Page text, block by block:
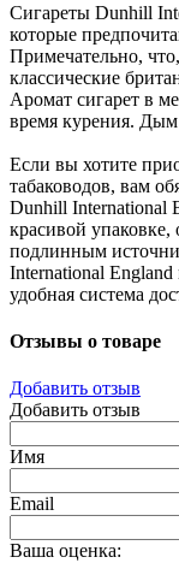
Сигареты Dunhill
которые
Примечательно,
классические
Аромат сигарет в
время курения.
Если вы хотите
табаководов, вам
Dunhill International
красивой
подлинным
International
удобная система
Отзывы о товаре
Добавить отзыв
Добавить отзыв
Имя
Email
Ваша оценка: